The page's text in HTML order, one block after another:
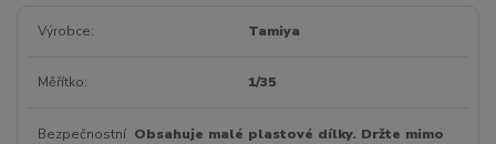
Výrobce Tamiya
Měřítko 1/35
Bezpečnostní Obsahuje malé plastové dílky. Držte mimo